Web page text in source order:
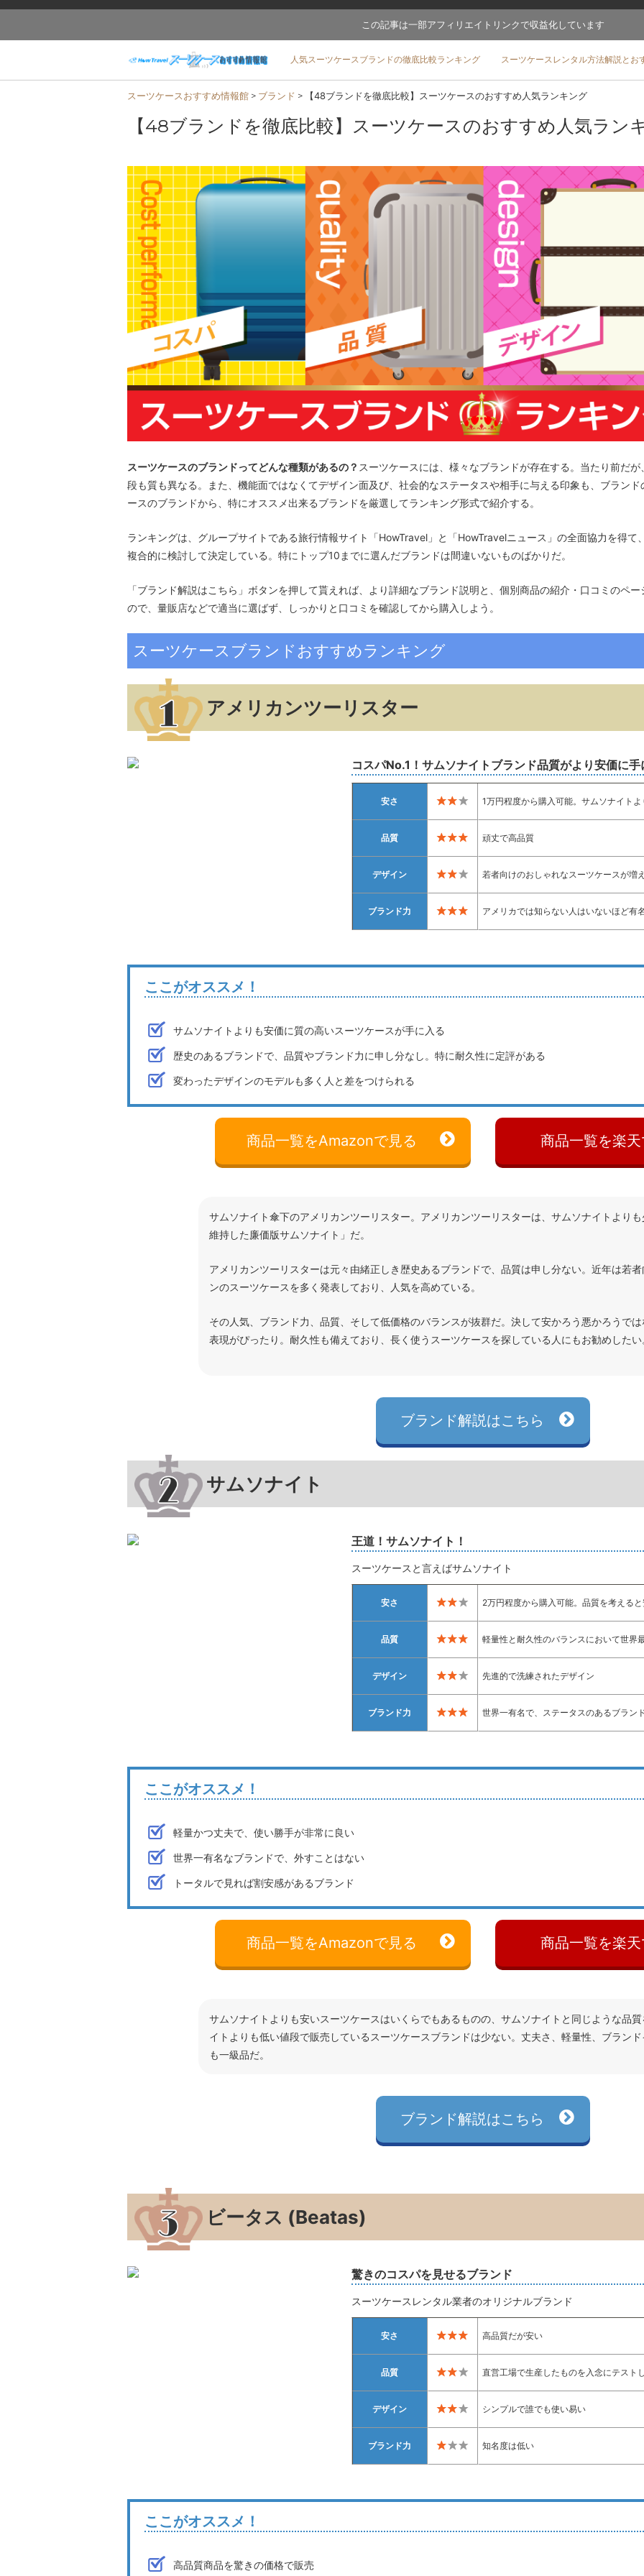
この記事は一部アフィリエイトリンクで収益化しています
人気スーツケースブランドの徹底比較ランキング スーツケースレンタル方法解説とお
スーツケースおすすめ情報館> ブランド > 【48ブランドを徹底比較】スーツケースのおすすめ人気ランキング
【48ブランドを徹底比較】スーツケースのおすすめ人気ラン
スーツケースのブランドってどんな種類があるの？ スーツケースには、様々なブランドが存在する。当たり前だ
段も質も異なる。また、機能面ではなくてデザイン面及び、社会的なステータスや相手に与える印象も、ブラン
ースのブランドから、特にオススメ出来るブランドを厳選してランキング形式で紹介する。
ランキングは、グループサイトである旅行情報サイト「HowTravel」と「HowTravelニュース」の全面協力を得て
複合的に検討して決定している。特にトップ10までに選んだブランドは間違いないものばかりだ。
「ブランド解説はこちら」ボタンを押して貰えれば、より詳細なブランド説明と、個別商品の紹介・口コミのペ
ので、量販店などで適当に選ばず、しっかりと口コミを確認してから購入しよう。
スーツケースブランドおすすめランキング
アメリカンツーリスター
コスパNo.1！サムソナイトブランド品質がより安価に手
安さ 1万円程度から購入可能。サムソナイト
品質 頑丈で高品質
デザイン 若者向けのおしゃれなスーツケースが増
ブランド力 アメリカでは知らない人はいないほど有
ここがオススメ！
サムソナイトよりも安価に質の高いスーツケースが手に入る
歴史のあるブランドで、品質やブランド力に申し分なし。特に耐久性に定評がある
変わったデザインのモデルも多く人と差をつけられる
商品一覧をAmazonで見る 商品一覧を楽
サムソナイト傘下のアメリカンツーリスター。アメリカンツーリスターは、サムソナイトより
維持した廉価版サムソナイト」だ。
アメリカンツーリスターは元々由緒正しき歴史あるブランドで、品質は申し分ない。近年は若
ンのスーツケースを多く発表しており、人気を高めている。
その人気、ブランド力、品質、そして低価格のバランスが抜群だ。決して安かろう悪かろうで
表現がぴったり。耐久性も備えており、長く使うスーツケースを探している人にもお勧めしたい
ブランド解説はこちら
サムソナイト
王道！サムソナイト！
スーツケースと言えばサムソナイト
安さ 2万円程度から購入可能。品質を考える
品質 軽量性と耐久性のバランスにおいて世界
デザイン 先進的で洗練されたデザイン
ブランド力 世界一有名で、ステータスのあるブラン
ここがオススメ！
軽量かつ丈夫で、使い勝手が非常に良い
世界一有名なブランドで、外すことはない
トータルで見れば割安感があるブランド
商品一覧をAmazonで見る 商品一覧を楽
サムソナイトよりも安いスーツケースはいくらでもあるものの、サムソナイトと同じような品
イトよりも低い値段で販売しているスーツケースブランドは少ない。丈夫さ、軽量性、ブラン
も一級品だ。
ブランド解説はこちら
ビータス (Beatas)
驚きのコスパを見せるブランド
スーツケースレンタル業者のオリジナルブランド
安さ 高品質だが安い
品質 直営工場で生産したものを入念にテスト
デザイン シンプルで誰でも使い易い
ブランド力 知名度は低い
ここがオススメ！
高品質商品を驚きの価格で販売